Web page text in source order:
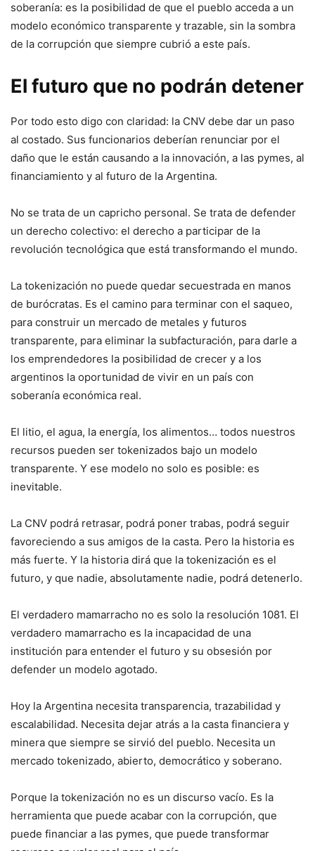
soberanía: es la posibilidad de que el pueblo acceda a un
modelo económico transparente y trazable, sin la sombra
de la corrupción que siempre cubrió a este país.
El futuro que no podrán detener
Por todo esto digo con claridad: la CNV debe dar un paso
al costado. Sus funcionarios deberían renunciar por el
daño que le están causando a la innovación, a las pymes, al
financiamiento y al futuro de la Argentina.
No se trata de un capricho personal. Se trata de defender
un derecho colectivo: el derecho a participar de la
revolución tecnológica que está transformando el mundo.
La tokenización no puede quedar secuestrada en manos
de burócratas. Es el camino para terminar con el saqueo,
para construir un mercado de metales y futuros
transparente, para eliminar la subfacturación, para darle a
los emprendedores la posibilidad de crecer y a los
argentinos la oportunidad de vivir en un país con
soberanía económica real.
El litio, el agua, la energía, los alimentos… todos nuestros
recursos pueden ser tokenizados bajo un modelo
transparente. Y ese modelo no solo es posible: es
inevitable.
La CNV podrá retrasar, podrá poner trabas, podrá seguir
favoreciendo a sus amigos de la casta. Pero la historia es
más fuerte. Y la historia dirá que la tokenización es el
futuro, y que nadie, absolutamente nadie, podrá detenerlo.
El verdadero mamarracho no es solo la resolución 1081. El
verdadero mamarracho es la incapacidad de una
institución para entender el futuro y su obsesión por
defender un modelo agotado.
Hoy la Argentina necesita transparencia, trazabilidad y
escalabilidad. Necesita dejar atrás a la casta financiera y
minera que siempre se sirvió del pueblo. Necesita un
mercado tokenizado, abierto, democrático y soberano.
Porque la tokenización no es un discurso vacío. Es la
herramienta que puede acabar con la corrupción, que
puede financiar a las pymes, que puede transformar